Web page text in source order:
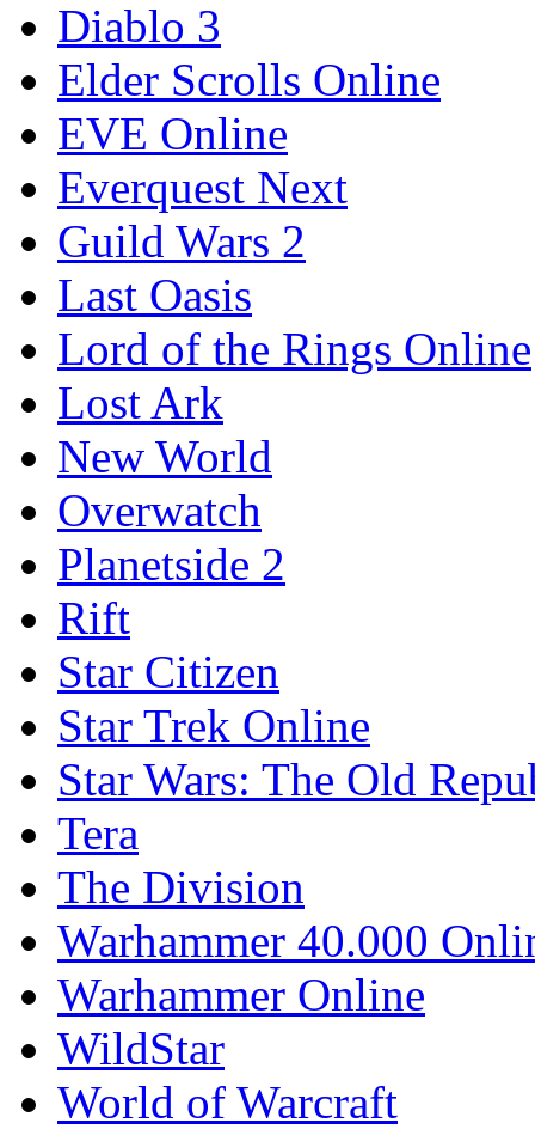
Diablo 3
Elder Scrolls Online
EVE Online
Everquest Next
Guild Wars 2
Last Oasis
Lord of the Rings Online
Lost Ark
New World
Overwatch
Planetside 2
Rift
Star Citizen
Star Trek Online
Star Wars: The Old
Tera
The Division
Warhammer 40.000
Warhammer Online
WildStar
World of Warcraft